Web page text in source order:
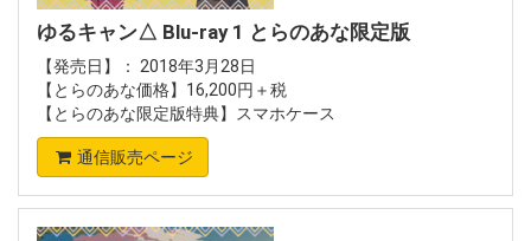
ゆるキャン△ Blu-ray 1 とらのあな限定版
【発売日】： 2018年3月28日
【とらのあな価格】16,200円＋税
【とらのあな限定版特典】スマホケース
通信販売ページ